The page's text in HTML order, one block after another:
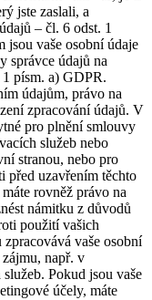
jste zaslali, a
– čl. 6 odst. 1
jsou vaše osobní údaje
správce údajů na
1 písm. a) GDPR.
údajům, právo na
zpracování údajů. V
pro plnění smlouvy
služeb nebo
stranou, nebo pro
před uzavřením těchto
rovněž právo na
námitku z důvodů
použití vašich
vaše osobní
zájmu, např. v
Pokud jsou vaše
účely, máte